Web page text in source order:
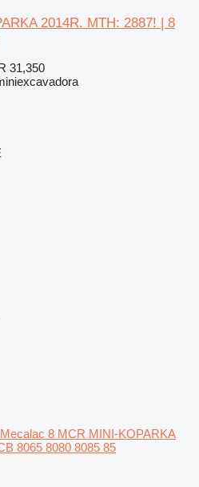
2014R. MTH: 2887! | 8
31,350
Mecalac 8 MCR MINI-KOPARKA
8065 8080 8085 85